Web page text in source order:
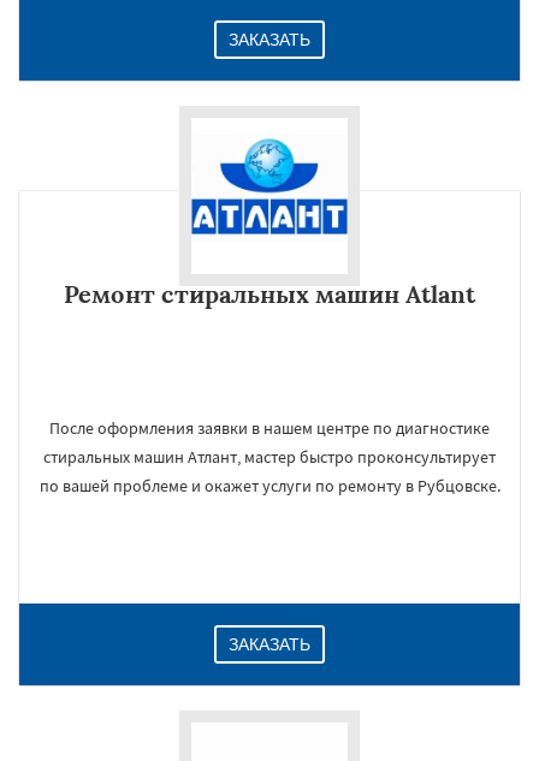
ЗАКАЗАТЬ
Ремонт стиральных машин Atlant
После оформления заявки в нашем центре по диагностике
стиральных машин Атлант, мастер быстро проконсультирует
по вашей проблеме и окажет услуги по ремонту в Рубцовске.
ЗАКАЗАТЬ